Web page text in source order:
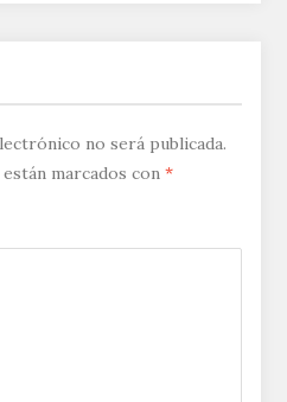
no será publicada.
marcados con*